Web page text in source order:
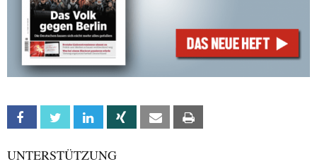
Facebook Twitter Linkedin Xing Email
UNTERSTÜTZUNG